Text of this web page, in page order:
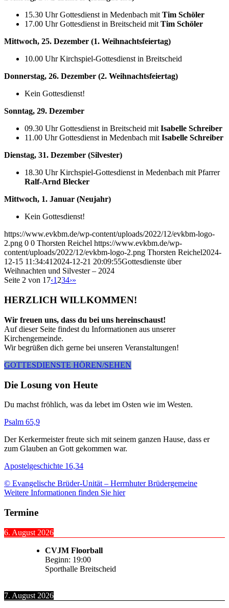
15.30 Uhr Gottesdienst in Medenbach mitTim Schöler
17.00 Uhr Gottesdienst in Breitscheid mitTim Schöler
Mittwoch, 25. Dezember (1. Weihnachtsfeiertag)
10.00 Uhr Kirchspiel-Gottesdienst in Breitscheid
Donnerstag, 26. Dezember (2. Weihnachtsfeiertag)
Kein Gottesdienst!
Sonntag, 29. Dezember
09.30 Uhr Gottesdienst in Breitscheid mitIsabelle Schreiber
11.00 Uhr Gottesdienst in Medenbach mitIsabelle Schreiber
Dienstag, 31. Dezember (Silvester)
18.30 Uhr Kirchspiel-Gottesdienst in Medenbach mit Pfarrer
Ralf-Arnd Blecker
Mittwoch, 1. Januar (Neujahr)
Kein Gottesdienst!
https://www.evkbm.de/wp-content/uploads/2022/12/evkbm-logo-
2.png 0 0 Thorsten Reichel https://www.evkbm.de/wp-
content/uploads/2022/12/evkbm-logo-2.png Thorsten Reichel2024-
12-15 11:34:412024-12-21 20:09:55Gottesdienste über
Weihnachten und Silvester – 2024
Seite 2 von 17‹1234›»
HERZLICH WILLKOMMEN!
Wir freuen uns, dass du bei uns hereinschaust!
Auf dieser Seite findest du Informationen aus unserer
Kirchengemeinde.
Wir begrüßen dich gerne bei unseren Veranstaltungen!
GOTTESDIENSTE HÖREN/SEHEN
Die Losung von Heute
Du machst fröhlich, was da lebet im Osten wie im Westen.
Psalm 65,9
Der Kerkermeister freute sich mit seinem ganzen Hause, dass er
zum Glauben an Gott gekommen war.
Apostelgeschichte 16,34
© Evangelische Brüder-Unität – Herrnhuter Brüdergemeine
Weitere Informationen finden Sie hier
Termine
6. August 2026
CVJM Floorball
Beginn: 19:00
Sporthalle Breitscheid
7. August 2026